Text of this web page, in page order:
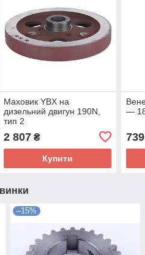
Маховик YBX на
дизельний двигун 190N,
тип 2
2 807₴
Купити
—
739
–15%